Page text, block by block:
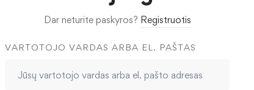
Dar neturite paskyros? Registruotis
VARTOTOJO VARDAS ARBA EL. PAŠTAS